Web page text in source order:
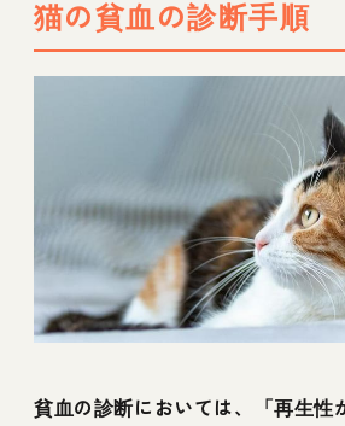
猫の貧血の診断手順
貧血の診断においては、「再生性